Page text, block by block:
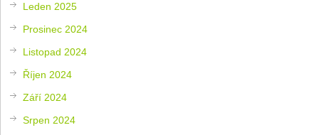
Leden 2025
Prosinec 2024
Listopad 2024
Říjen 2024
Září 2024
Srpen 2024